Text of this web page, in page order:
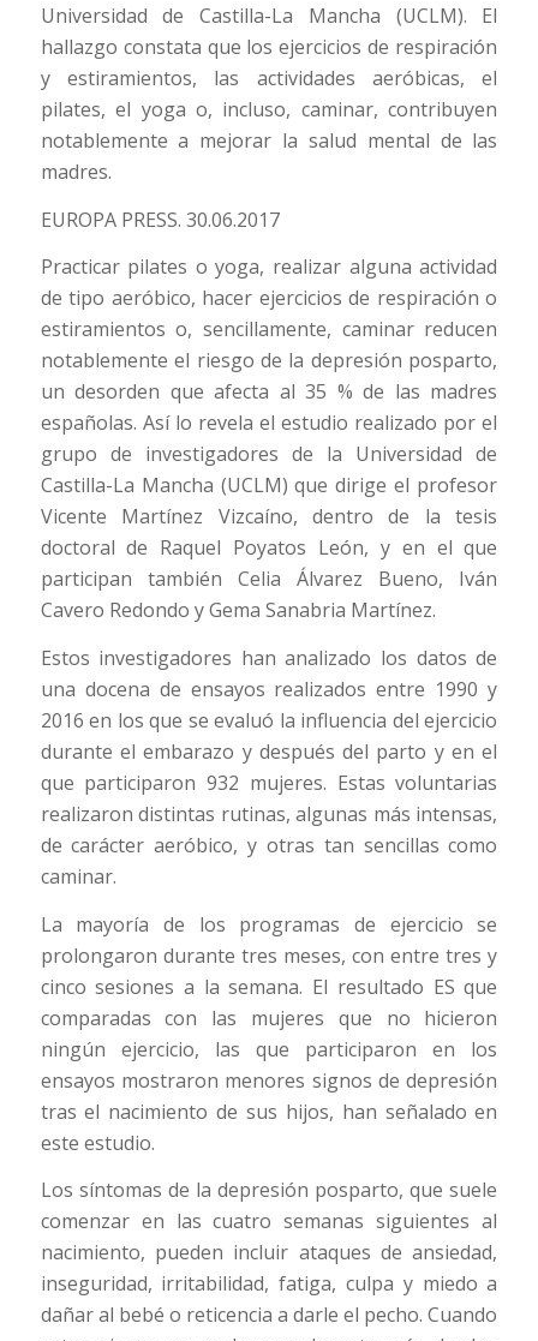
Universidad de Castilla-La Mancha (UCLM). El
hallazgo constata que los ejercicios de respiración
y estiramientos, las actividades aeróbicas, el
pilates, el yoga o, incluso, caminar, contribuyen
notablemente a mejorar la salud mental de las
madres.
EUROPA PRESS. 30.06.2017
Practicar pilates o yoga, realizar alguna actividad
de tipo aeróbico, hacer ejercicios de respiración o
estiramientos o, sencillamente, caminar reducen
notablemente el riesgo de la depresión posparto,
un desorden que afecta al 35 % de las madres
españolas. Así lo revela el estudio realizado por el
grupo de investigadores de la Universidad de
Castilla-La Mancha (UCLM) que dirige el profesor
Vicente Martínez Vizcaíno, dentro de la tesis
doctoral de Raquel Poyatos León, y en el que
participan también Celia Álvarez Bueno, Iván
Cavero Redondo y Gema Sanabria Martínez.
Estos investigadores han analizado los datos de
una docena de ensayos realizados entre 1990 y
2016 en los que se evaluó la influencia del ejercicio
durante el embarazo y después del parto y en el
que participaron 932 mujeres. Estas voluntarias
realizaron distintas rutinas, algunas más intensas,
de carácter aeróbico, y otras tan sencillas como
caminar.
La mayoría de los programas de ejercicio se
prolongaron durante tres meses, con entre tres y
cinco sesiones a la semana. El resultado ES que
comparadas con las mujeres que no hicieron
ningún ejercicio, las que participaron en los
ensayos mostraron menores signos de depresión
tras el nacimiento de sus hijos, han señalado en
este estudio.
Los síntomas de la depresión posparto, que suele
comenzar en las cuatro semanas siguientes al
nacimiento, pueden incluir ataques de ansiedad,
inseguridad, irritabilidad, fatiga, culpa y miedo a
dañar al bebé o reticencia a darle el pecho. Cuando